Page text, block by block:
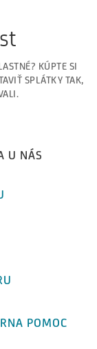
KÚPTE SI
SPLÁTKY TAK,
U NÁS
POMOC